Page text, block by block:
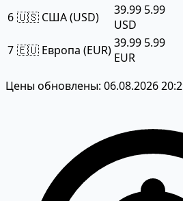
6 🇺🇸 США (USD) 39.99 5.99
USD
7 🇪🇺 Европа (EUR)39.99 5.99
EUR
Цены обновлены: 06.08.2026